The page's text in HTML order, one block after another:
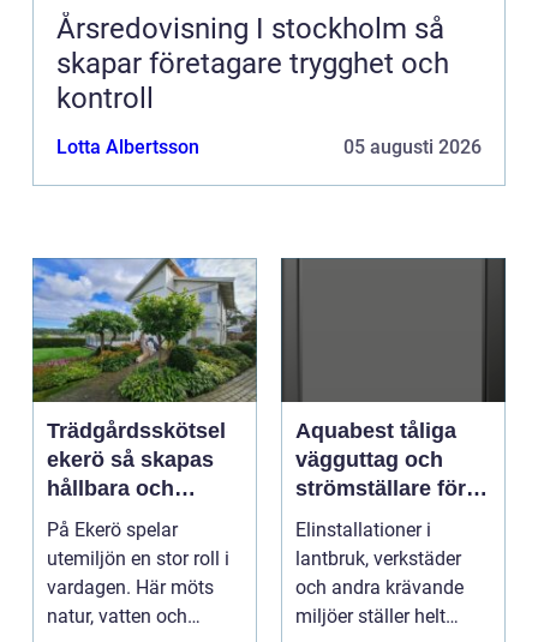
Årsredovisning I stockholm så
skapar företagare trygghet och
kontroll
Lotta Albertsson 05 augusti 2026
Trädgårdsskötsel
ekerö så skapas
hållbara och
välskötta
utemiljöer
På Ekerö spelar
utemiljön en stor roll i
vardagen. Här möts
natur, vatten och
Aquabest tåliga
vägguttag och
strömställare för
krävande miljöer
Elinstallationer i
lantbruk, verkstäder
och andra krävande
miljöer ställer helt